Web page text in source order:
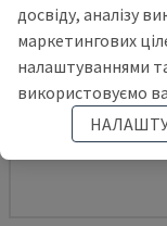
MYNX 550
DAEWOO -
2003
досвіду, аналізу
маркетингових
налаштуваннями
використовуємо